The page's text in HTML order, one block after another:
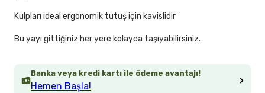
Banka veya kredi kartı ile ödeme avantajı!
Hemen Başla!
Kulpları ideal ergonomik tutuş için kavislidir
Bu yayı gittiğiniz her yere kolayca taşıyabilirsiniz.